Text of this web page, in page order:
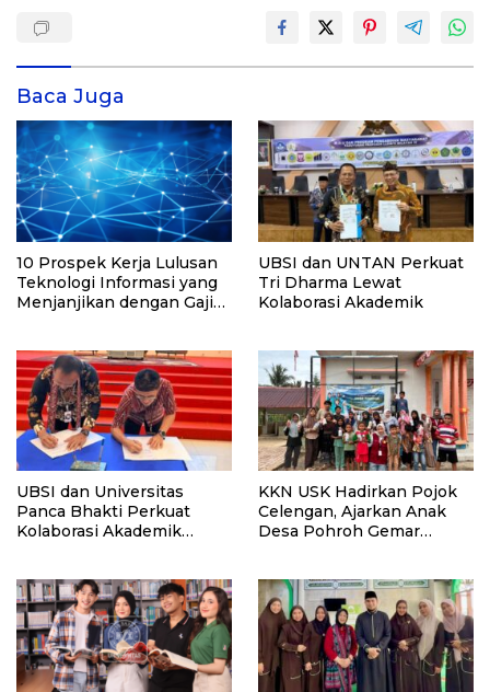
Baca Juga
10 Prospek Kerja Lulusan
Teknologi Informasi yang
Menjanjikan dengan Gaji
UBSI dan UNTAN Perkuat
Tri Dharma Lewat
Kolaborasi Akademik
UBSI dan Universitas
Panca Bhakti Perkuat
Kolaborasi Akademik
KKN USK Hadirkan Pojok
Celengan, Ajarkan Anak
Desa Pohroh Gemar